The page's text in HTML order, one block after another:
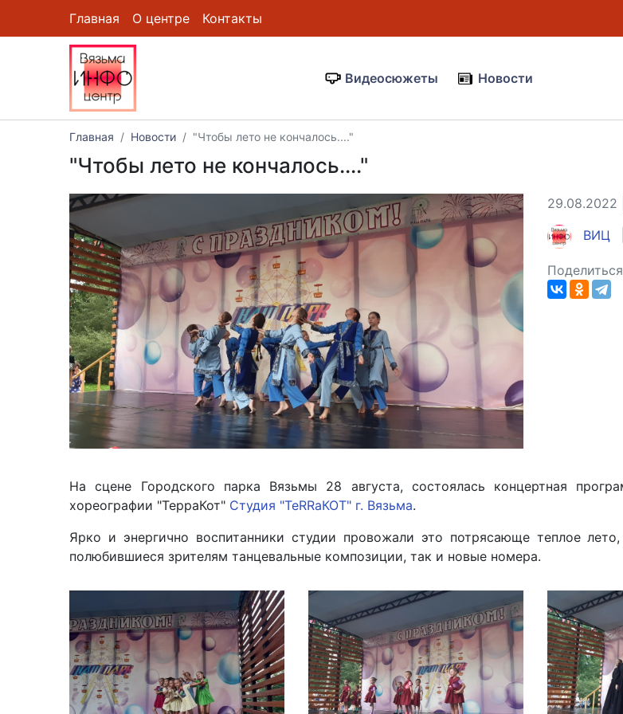
Главная О центре Контакты
Видеосюжеты Новости
Главная Новости "Чтобы лето не кончалось...."
"Чтобы лето не кончалось...."
29.08.2022
ВИЦ
На сцене Городского парка Вязьмы 28 августа, состоялась концертная
хореографии "ТерраКот" Студия "TeRRaКОТ" г. Вязьма.
Ярко и энергично воспитанники студии провожали это потрясающе теплое
полюбившиеся зрителям танцевальные композиции, так и новые номера.